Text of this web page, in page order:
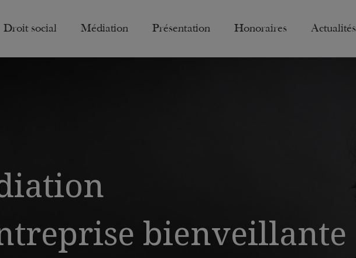
Droit social Médiation Présentation Honoraires Actualités
bienveillante